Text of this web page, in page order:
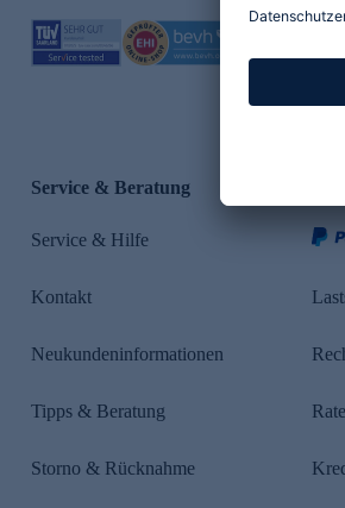
Service & Beratung
Service & Hilfe
Kontakt
Neukundeninformationen
Tipps & Beratung
Storno & Rücknahme